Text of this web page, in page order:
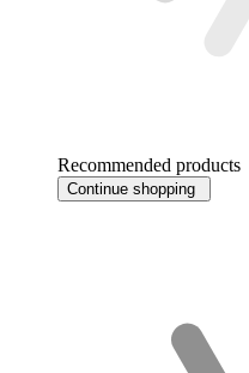
Recommended products
Continue shopping